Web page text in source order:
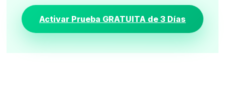
Activar Prueba GRATUITA de 3 Días